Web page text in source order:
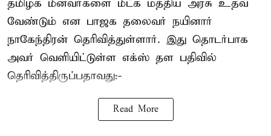
தமிழக மீனவர்களை மீட்க மத்திய அரசு உதவ
வேண்டும் என பாஜக தலைவர் நயினார்
நாகேந்திரன் தெரிவித்துள்ளார். இது தொடர்பாக
அவர் வெளியிட்டுள்ள எக்ஸ் தள பதிவில்
தெரிவித்திருப்பதாவது:-
Read More